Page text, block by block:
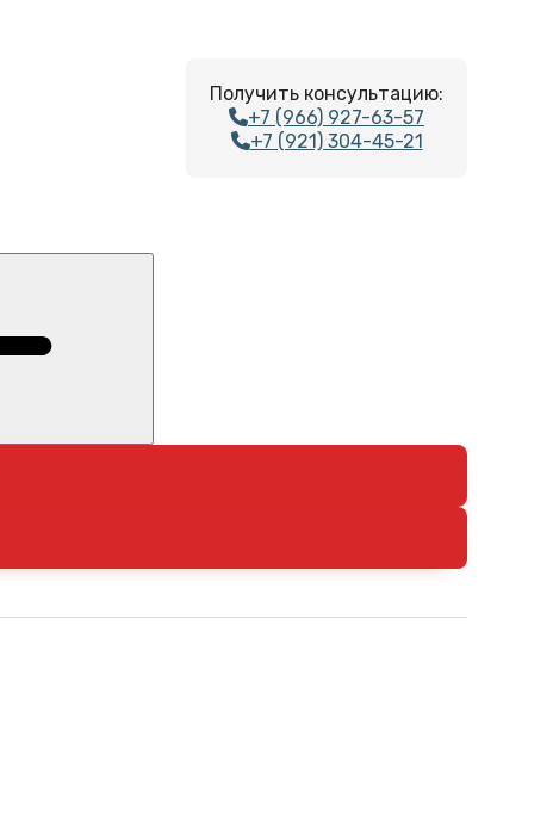
Получить консультацию:
+7 (966) 927-63-57
+7 (921) 304-45-21